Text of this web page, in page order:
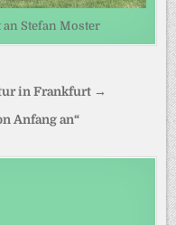
an Stefan Moster
in Frankfurt →
Anfang an“